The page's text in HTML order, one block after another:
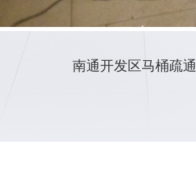
南通崇川区马桶疏通